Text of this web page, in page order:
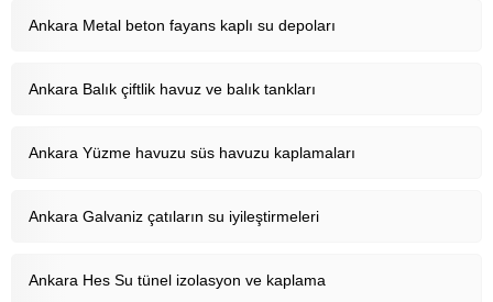
Ankara Metal beton fayans kaplı su depoları
Ankara Balık çiftlik havuz ve balık tankları
Ankara Yüzme havuzu süs havuzu kaplamaları
Ankara Galvaniz çatıların su iyileştirmeleri
Ankara Hes Su tünel izolasyon ve kaplama